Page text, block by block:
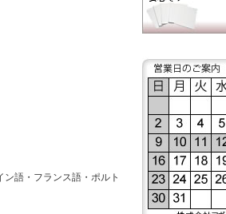
語・フランス語・ポルト